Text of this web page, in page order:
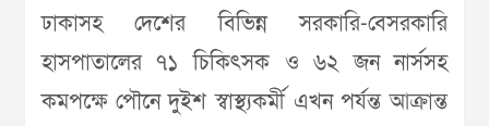
ঢাকাসহ দেশের বিভিন্ন সরকারি-বেসরকারি
হাসপাতালের ৭১ চিকিৎসক ও ৬২ জন নার্সসহ
কমপক্ষে পৌনে দুইশ স্বাস্থ্যকর্মী এখন পর্যন্ত আক্রান্ত